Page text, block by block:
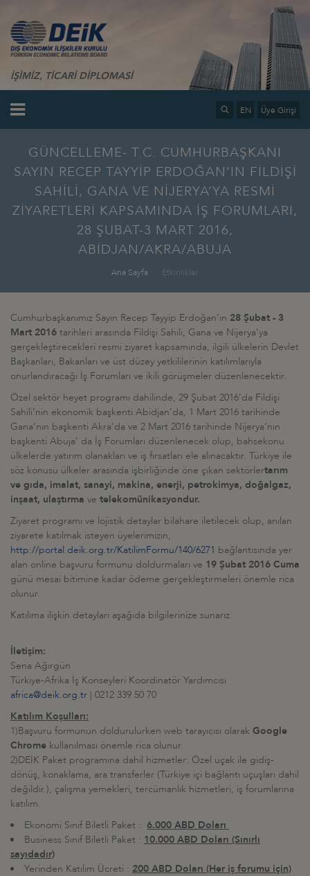
İŞİMİZ, TİCARİ DİPLOMASİ
EN Üye Girişi
GÜNCELLEME- T.C. CUMHURBAŞKANI
SAYIN RECEP TAYYİP ERDOĞAN’IN FİLDİŞİ
SAHİLİ, GANA VE NİJERYA’YA RESMİ
ZİYARETLERİ KAPSAMINDA İŞ FORUMLARI,
28 ŞUBAT-3 MART 2016,
ABİDJAN/AKRA/ABUJA
Ana Sayfa Etkinlikler
Cumhurbaşkanımız Sayın Recep Tayyip Erdoğan’ın 28 Şubat - 3
Mart 2016 tarihleri arasında Fildişi Sahili, Gana ve Nijerya’ya
gerçekleştirecekleri resmi ziyaret kapsamında, ilgili ülkelerin Devlet
Başkanları, Bakanları ve üst düzey yetkililerinin katılımlarıyla
onurlandıracağı İş Forumları ve ikili görüşmeler düzenlenecektir.
Özel sektör heyet programı dahilinde, 29 Şubat 2016’da Fildişi
Sahili’nin ekonomik başkenti Abidjan’da, 1 Mart 2016 tarihinde
Gana’nın başkenti Akra’da ve 2 Mart 2016 tarihinde Nijerya’nın
başkenti Abuja’ da İş Forumları düzenlenecek olup, bahsekonu
ülkelerde yatırım olanakları ve iş fırsatları ele alınacaktır. Türkiye ile
söz konusu ülkeler arasında işbirliğinde öne çıkan sektörlertarım
ve gıda, imalat, sanayi, makina, enerji, petrokimya, doğalgaz,
inşaat, ulaştırma ve telekomünikasyondur.
Ziyaret programı ve lojistik detaylar bilahare iletilecek olup, anılan
ziyarete katılmak isteyen üyelerimizin,
http://portal.deik.org.tr/KatilimFormu/140/6271 bağlantısında yer
alan online başvuru formunu doldurmaları ve 19 Şubat 2016 Cuma
günü mesai bitimine kadar ödeme gerçekleştirmeleri önemle rica
olunur.
Katılıma ilişkin detayları aşağıda bilgilerinize sunarız.
İletişim:
Sena Ağırgün
Türkiye-Afrika İş Konseyleri Koordinatör Yardımcısı
africa@deik.org.tr | 0212 339 50 70
Katılım Koşulları:
1)Başvuru formunun doldurulurken web tarayıcısı olarak Google
Chrome kullanılması önemle rica olunur.
2)DEİK Paket programına dahil hizmetler: Özel uçak ile gidiş-
dönüş, konaklama, ara transferler (Türkiye içi bağlantı uçuşları dahil
değildir.), çalışma yemekleri, tercümanlık hizmetleri, iş forumlarına
katılım.
Ekonomi Sınıf Biletli Paket : 6.000 ABD Doları
Business Sınıf Biletli Paket : 10.000 ABD Doları (Sınırlı
sayıdadır)
Yerinden Katılım Ücreti : 200 ABD Doları (Her iş forumu için)